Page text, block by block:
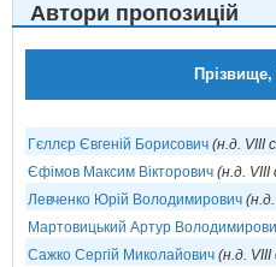
Автори пропозицій
Прізвище,
Гєллєр Євгеній Борисович (н.д. VIII
Єфімов Максим Вікторович (н.д. VIII
Левченко Юрій Володимирович
Мартовицький Артур
Сажко Сергій Миколайович (н.д. VIII